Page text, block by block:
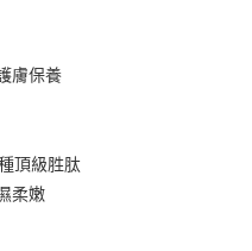
期」於每月結算日後寄送繳費提
條碼／台灣大直營門市／銀行轉
費。
（以下簡稱本公司）所提供，讓
務，並由商店將買賣／分期付款
約關係目的，商店將以您的個人
確認、核對及更正。
，將跳轉至「AFTEE先享後付」
訊。
訊中的連結，可透過四大超商／
視為交易完成。
，但若您需要取消訂單，請聯絡
仍視為有效，需透過AFTEE先享
疑問，請聯繫「AFTEE先享後付
費
膚保養
頂級胜肽
柔嫩